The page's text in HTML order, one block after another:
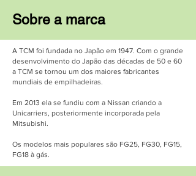
Sobre a marca
A TCM foi fundada no Japão em 1947. Com o grande
desenvolvimento do Japão das décadas de 50 e 60
a TCM se tornou um dos maiores fabricantes
mundiais de empilhadeiras.
Em 2013 ela se fundiu com a Nissan criando a
Unicarriers, posteriormente incorporada pela
Mitsubishi.
Os modelos mais populares são FG25, FG30, FG15,
FG18 à gás.